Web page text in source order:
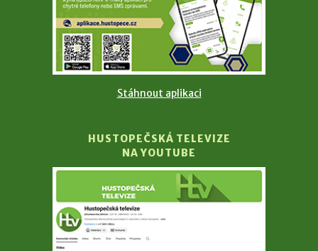
Stáhnout aplikaci
HUSTOPEČSKÁ TELEVIZE
NA YOUTUBE